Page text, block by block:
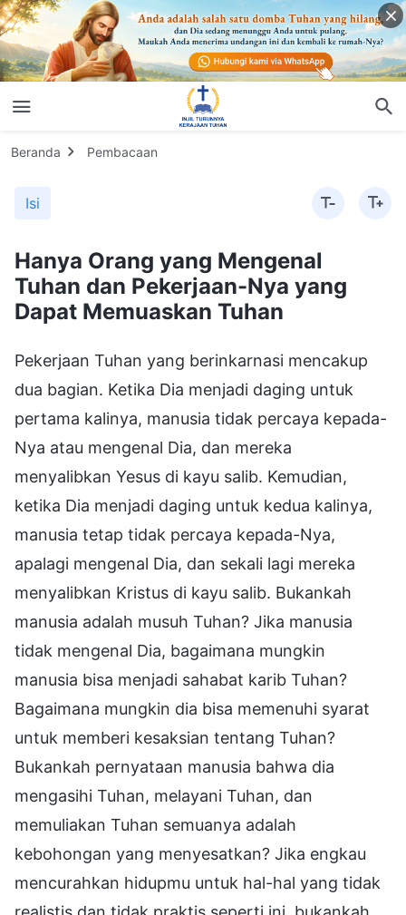
Beranda Pembacaan
Isi
Hanya Orang yang Mengenal
Tuhan dan Pekerjaan-Nya yang
Dapat Memuaskan Tuhan
Pekerjaan Tuhan yang berinkarnasi mencakup
dua bagian. Ketika Dia menjadi daging untuk
pertama kalinya, manusia tidak percaya kepada-
Nya atau mengenal Dia, dan mereka
menyalibkan Yesus di kayu salib. Kemudian,
ketika Dia menjadi daging untuk kedua kalinya,
manusia tetap tidak percaya kepada-Nya,
apalagi mengenal Dia, dan sekali lagi mereka
menyalibkan Kristus di kayu salib. Bukankah
manusia adalah musuh Tuhan? Jika manusia
tidak mengenal Dia, bagaimana mungkin
manusia bisa menjadi sahabat karib Tuhan?
Bagaimana mungkin dia bisa memenuhi syarat
untuk memberi kesaksian tentang Tuhan?
Bukankah pernyataan manusia bahwa dia
mengasihi Tuhan, melayani Tuhan, dan
memuliakan Tuhan semuanya adalah
kebohongan yang menyesatkan? Jika engkau
mencurahkan hidupmu untuk hal-hal yang tidak